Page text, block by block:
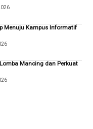
Menuju Kampus Informatif
Mancing dan Perkuat